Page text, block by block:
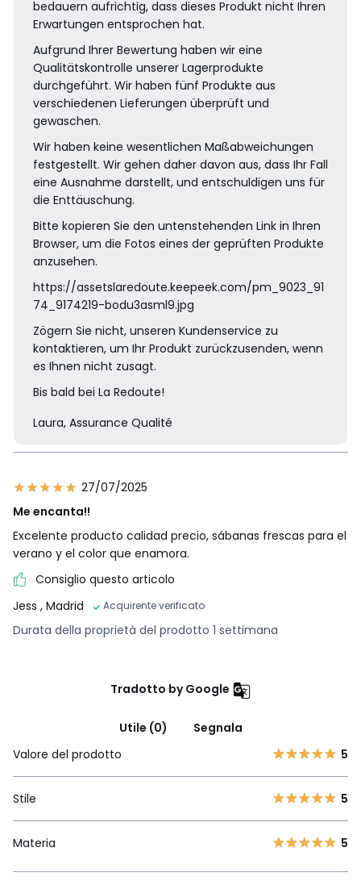
bedauern aufrichtig, dass dieses Produkt nicht Ihren
Erwartungen entsprochen hat.
Aufgrund Ihrer Bewertung haben wir eine
Qualitätskontrolle unserer Lagerprodukte
durchgeführt. Wir haben fünf Produkte aus
verschiedenen Lieferungen überprüft und
gewaschen.
Wir haben keine wesentlichen Maßabweichungen
festgestellt. Wir gehen daher davon aus, dass Ihr Fall
eine Ausnahme darstellt, und entschuldigen uns für
die Enttäuschung.
Bitte kopieren Sie den untenstehenden Link in Ihren
Browser, um die Fotos eines der geprüften Produkte
anzusehen.
https://assetslaredoute.keepeek.com/pm_9023_91
74_9174219-bodu3asml9.jpg
Zögern Sie nicht, unseren Kundenservice zu
kontaktieren, um Ihr Produkt zurückzusenden, wenn
es Ihnen nicht zusagt.
Bis bald bei La Redoute!
Laura, Assurance Qualité
27/07/2025
Me encanta!!
Excelente producto calidad precio, sábanas frescas para el
verano y el color que enamora.
Consiglio questo articolo
Jess , Madrid Acquirente verificato
Durata della proprietà del prodotto 1 settimana
Tradotto by Google
Utile (0)
Segnala
Valore del prodotto
5
Stile 5
Materia 5